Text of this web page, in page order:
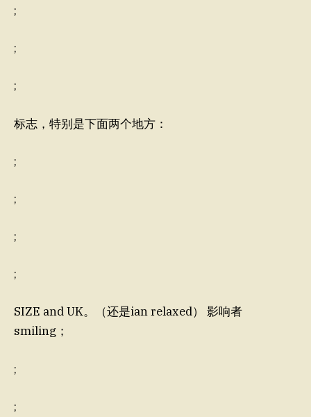
;
;
;
标志，特别是下面两个地方：
;
;
;
;
SIZE and UK。（还是ian relaxed） 影响者
smiling；
;
;